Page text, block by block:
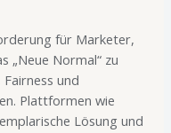
für Marketer,
„Neue Normal“ zu
und
Plattformen wie
Lösung und